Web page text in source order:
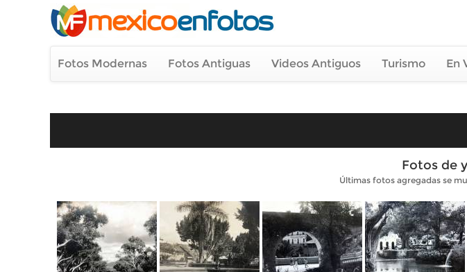
Fotos Modernas Fotos Antiguas Videos Antiguos Turismo En
Fotos de
Últimas fotos agregadas se